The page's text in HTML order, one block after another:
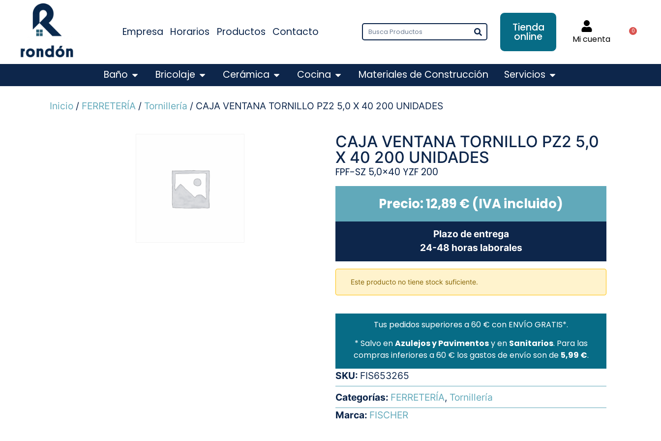
Empresa Horarios Productos Contacto Tienda
online Mi cuenta
0
Baño Bricolaje Cerámica Cocina Materiales de Construcción Servicios
Inicio/ FERRETERÍA/ Tornillería / CAJA VENTANA TORNILLO PZ2 5,0 X 40 200 UNIDADES
CAJA VENTANA TORNILLO PZ2 5,0
X 40 200 UNIDADES
FPF-SZ 5,0×40 YZF 200
Precio:12,89€ (IVA incluido)
Plazo de entrega
24-48 horas laborales
Este producto no tiene stock suficiente.
Tus pedidos superiores a 60 € con ENVÍO GRATIS*.
* Salvo enAzulejos y Pavimentosy en Sanitarios. Para las
compras inferiores a 60 € los gastos de envío son de 5,99 €.
SKU: FIS653265
Categorías: FERRETERÍA, Tornillería
Marca: FISCHER